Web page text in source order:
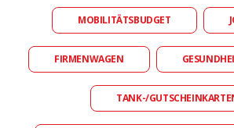
MOBILITÄTSBUDGET
FIRMENWAGEN
TANK-/